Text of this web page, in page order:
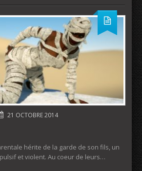
21 OCTOBRE 2014
hérite de la garde de son fils, un
et violent. Au coeur de leurs…